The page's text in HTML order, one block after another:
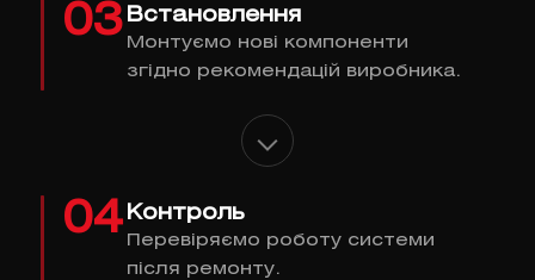
03 Встановлення
Монтуємо нові компоненти
згідно рекомендацій виробника.
04 Контроль
Перевіряємо роботу системи
після ремонту.